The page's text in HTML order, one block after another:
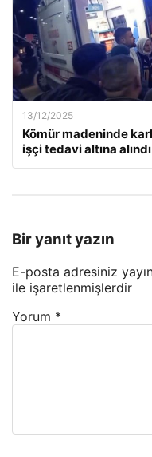
13/12/2025
Kömür madeninde
işçi tedavi altına
Bir yanıt yazın
E-posta adresiniz
ile işaretlenmişlerdir
Yorum *